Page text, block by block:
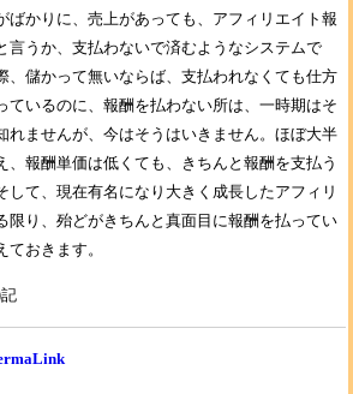
ばかりに、売上があっても、アフィリエイト報
言うか、支払わないで済むようなシステムで
、儲かって無いならば、支払われなくても仕方
ているのに、報酬を払わない所は、一時期はそ
れませんが、今はそうはいきません。ほぼ大半
、報酬単価は低くても、きちんと報酬を支払う
して、現在有名になり大きく成長したアフィリ
限り、殆どがきちんと真面目に報酬を払ってい
おきます。